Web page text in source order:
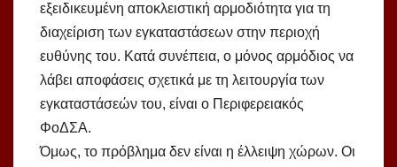
εξειδικευμένη αποκλειστική αρμοδιότητα για τη
διαχείριση των εγκαταστάσεων στην περιοχή
ευθύνης του. Κατά συνέπεια, ο μόνος αρμόδιος να
λάβει αποφάσεις σχετικά με τη λειτουργία των
εγκαταστάσεών του, είναι ο Περιφερειακός
ΦοΔΣΑ.
Όμως, το πρόβλημα δεν είναι η έλλειψη χώρων. Οι